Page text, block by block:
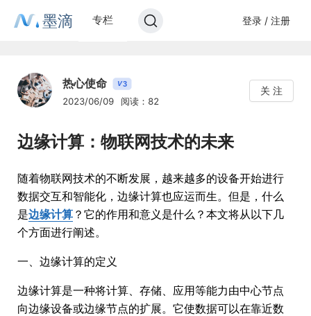
墨滴 专栏 登录 / 注册
热心使命 V3
2023/06/09 阅读：82
关 注
边缘计算：物联网技术的未来
随着物联网技术的不断发展，越来越多的设备开始进行
数据交互和智能化，边缘计算也应运而生。但是，什么
是边缘计算 ？它的作用和意义是什么？本文将从以下几
个方面进行阐述。
一、边缘计算的定义
边缘计算是一种将计算、存储、应用等能力由中心节点
向边缘设备或边缘节点的扩展。它使数据可以在靠近数